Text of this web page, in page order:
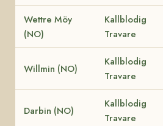
Wettre Möy
(NO)
Kallblodig
Travare
Willmin (NO)
Kallblodig
Travare
Darbin (NO)
Kallblodig
Travare